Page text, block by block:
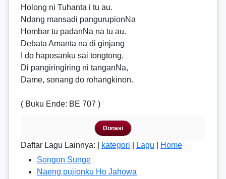
Holong ni Tuhanta i tu au.
Ndang mansadi pangurupionNa
Hombar tu padanNa na tu au.
Debata Amanta na di ginjang
I do haposanku sai tongtong.
Di pangiringiring ni tanganNa,
Dame, sonang do rohangkinon.
( Buku Ende: BE 707 )
Donasi
Daftar Lagu Lainnya: | kategori Lagu
Home
Songon Sunge
Naeng pujionku Ho Jahowa